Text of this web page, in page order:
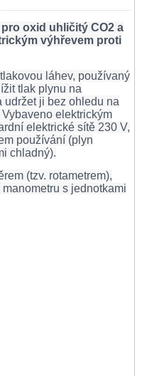
oxid uhličitý CO2 a
výhřevem proti
láhev, používaný
tlak plynu na
udržet ji bez ohledu na
elektrickým
elektrické sítě 230 V,
používání (plyn
chladný).
(tzv. rotametrem),
s jednotkami